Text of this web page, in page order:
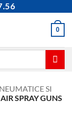
0
SI
AIR SPRAY GUNS